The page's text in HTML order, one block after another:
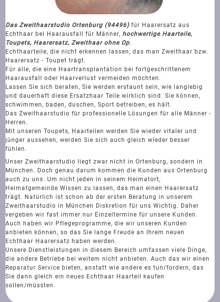
Das Zweithaarstudio Ortenburg (94496) für Haarersatz aus
Echthaar bei Haarausfall für Männer, hochwertige Haarteile,
Toupets, Haarersatz, Zweithaar ohne Op.
Echthaarteile, die nicht erkennen lassen, das man Zweithaar bzw.
Haarersatz - Toupet trägt.
Für alle, die eine Haartransplantation bei fortgeschrittenem
Haarausfall oder Haarverlust vermeiden möchten.
Lassen Sie sich beraten, Sie werden erstaunt sein, wie langlebig
und dauerhaft diese Ersatzhaar Teile wirklich sind. Sie können,
schwimmen, baden, duschen, Sport betreiben, es hält.
Das Zweithaarstudio für professionelle Lösungen für alle Männer -
Herren.
Mit unseren Toupets, Haarteilen werden Sie wieder vitaler und
jünger aussehen, werden Sie sich auch gleich wieder besser
fühlen.
Unser Zweithaarstudio liegt zwar nicht in Ortenburg, sondern in
München. Doch genau darum kommen die Kunden aus Ortenburg
auch zu uns. Um nicht jeden in seinem Heimatort,
Heimatgemeinde Wissen zu lassen, das man einen Haarersatz
trägt. Natürlich ist schon ab der ersten Beratung in unserem
Zweithaarstudio in München Diskretion für uns Wichtig. Daher
vergeben wir fast immer nur Einzeltermine für unsere Kunden.
Auch haben wir Pflegeprogramme, die wir unseren Kunden
anbieten können, so das Sie lange Freude an Ihrem neuen
Echthaar Haarersatz haben werden.
Unsere Dienstleistungen in diesem Bereich umfassen viele Dinge,
die andere Betriebe bei weitem nicht anbieten. Auch das wir einen
Reparatur Service bieten, anstatt wie andere es tun/fordern, das
Sie dann gleich ein neues Echthaar Haarteil kaufen
sollen/müssten.